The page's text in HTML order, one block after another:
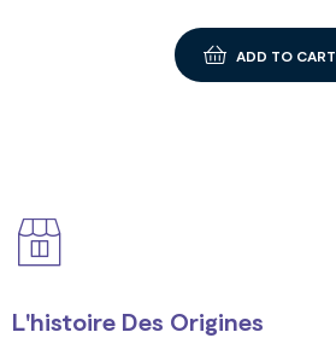
ADD TO CART
L'histoire Des Origines